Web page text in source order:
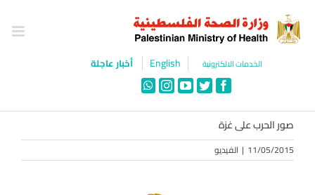
content
الخدمات الالكترونية English أخبار عاجلة
Facebook
Twitter
YouTube
Instagram
WhatsApp
صور الحرب على غزة
11/05/2015
| الفيديو